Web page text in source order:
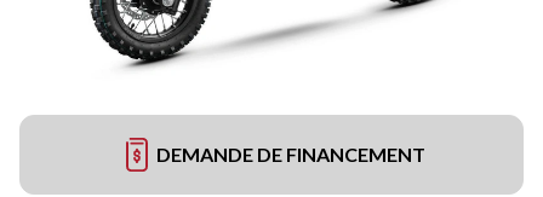
DEMANDE DE FINANCEMENT